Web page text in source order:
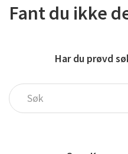
Fant du ikke
Har du prøvd